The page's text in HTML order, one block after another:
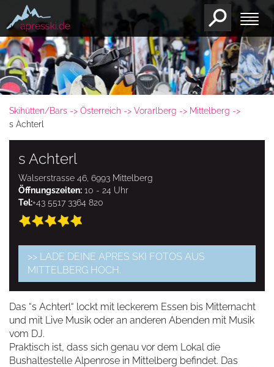
Skihütten/Bars Österreich Vorarlberg
Mittelberg
s Achterl
s Achterl
Walserstrasse 46, 6993 Mittelberg
Öffnungszeiten: 10 - 24 Uhr
Tel:+43 5517 3364 820
>> LADE DEINE APRES SKI FOTOS AUS
MITTELBERG HOCH.
Das “s Achterl“ lockt mit leckerem Essen bis Mitternacht
und mit Live Musik oder an anderen Abenden mit Musik
vom DJ.
Praktisch ist, dass sich genau vor dem Lokal die
Bushaltestelle Alpenrose in Mittelberg befindet. Das